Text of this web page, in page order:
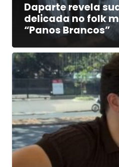
Daparte revela
delicada no folk
“Panos Brancos”